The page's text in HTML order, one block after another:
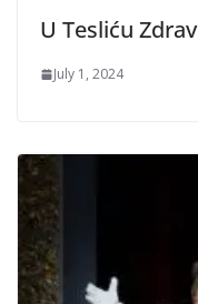
U Tesliću
July 1, 2024